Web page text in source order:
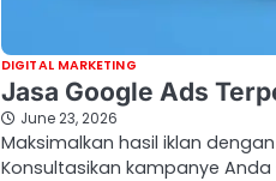
DIGITAL MARKETING
Jasa Google Ads
June 23, 2026
Maksimalkan hasil iklan dengan
Konsultasikan kampanye Anda